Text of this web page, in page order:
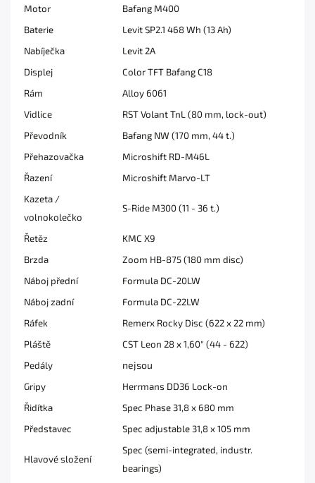
Motor
Bafang M400
Baterie
Levit SP2.1 468 Wh (13 Ah)
Nabíječka
Levit 2A
Displej
Color TFT Bafang C18
Rám
Alloy 6061
Vidlice
RST Volant TnL (80 mm, lock-out)
Převodník
Bafang NW (170 mm, 44 t.)
Přehazovačka
Microshift RD-M46L
Řazení
Microshift Marvo-LT
Kazeta /
volnokolečko
S-Ride M300 (11 - 36 t.)
Řetěz
KMC X9
Brzda
Zoom HB-875 (180 mm disc)
Náboj přední
Formula DC-20LW
Náboj zadní
Formula DC-22LW
Ráfek
Remerx Rocky Disc (622 x 22 mm)
Pláště
CST Leon 28 x 1,60" (44 - 622)
Pedály
nejsou
Gripy
Herrmans DD36 Lock-on
Řidítka
Spec Phase 31,8 x 680 mm
Představec
Spec adjustable 31,8 x 105 mm
Hlavové složení
Spec (semi-integrated, industr.
bearings)